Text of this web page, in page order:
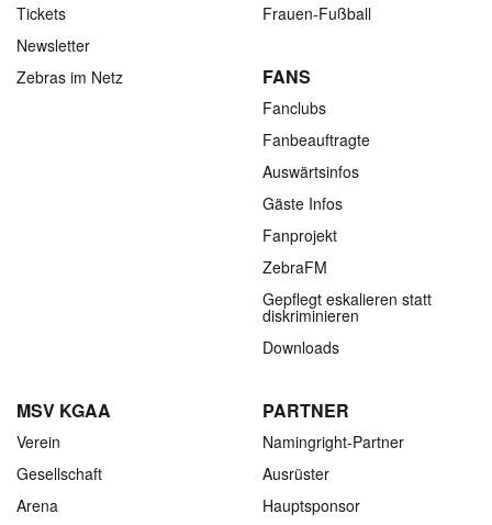
Tickets
Newsletter
Zebras im Netz
Frauen-Fußball
FANS
Fanclubs
Fanbeauftragte
Auswärtsinfos
Gäste Infos
Fanprojekt
ZebraFM
Gepflegt eskalieren statt
diskriminieren
Downloads
MSV KGAA
Verein
Gesellschaft
Arena
PARTNER
Namingright-Partner
Ausrüster
Hauptsponsor